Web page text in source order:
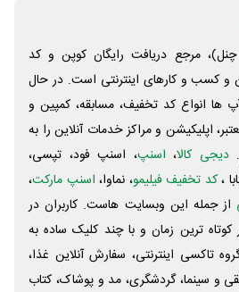
مرجع دریافت رایگان کوپن و کد
و کسب و‌ کارهای اینترنتی است. در حال
ها انواع کد تخفیف، مسابقه، کمپین و
اپلیکیشن و مراکز خدمات آنلاین را به
دیجی کالا، اسنپ، اسنپ فود، تپسی،
،کد تخفیف فیلیمو، نماوا، اسنپ مارکت،
از جمله این وبسایت ‌هاست. کاربران در
ترین زمان و با چند کلیک ساده به
تاکسی اینترنتی، سفارش آنلاین غذا،
و سینما، گردشگری، مد و پوشاک، کتاب